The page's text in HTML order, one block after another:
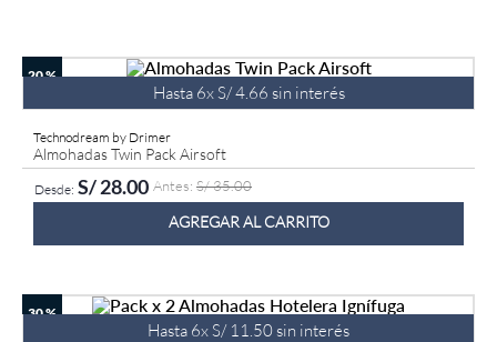
20 %
Hasta 6xS/4. 66 sin interés
Technodream by Drimer
Almohadas Twin Pack Airsoft
S/28.00 S/35.00
AGREGAR AL CARRITO
30 %
Hasta 6xS/ 11 50 sin interés
5.
cromopedic
.
protector
actibio